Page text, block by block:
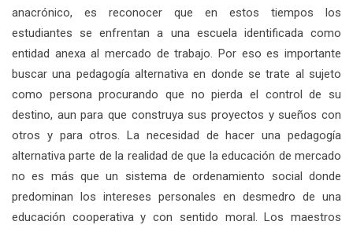
anacrónico, es reconocer que en estos tiempos los
estudiantes se enfrentan a una escuela identificada como
entidad anexa al mercado de trabajo. Por eso es importante
buscar una pedagogía alternativa en donde se trate al sujeto
como persona procurando que no pierda el control de su
destino, aun para que construya sus proyectos y sueños con
otros y para otros. La necesidad de hacer una pedagogía
alternativa parte de la realidad de que la educación de mercado
no es más que un sistema de ordenamiento social donde
predominan los intereses personales en desmedro de una
educación cooperativa y con sentido moral. Los maestros